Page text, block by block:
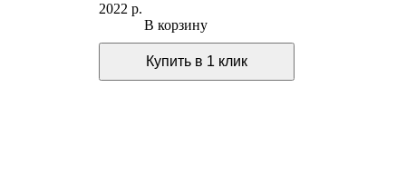
2022 р.
В корзину